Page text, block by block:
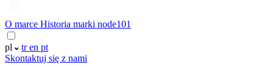
O marce Historia marki node101
pl tren pt
Skontaktuj się z nami